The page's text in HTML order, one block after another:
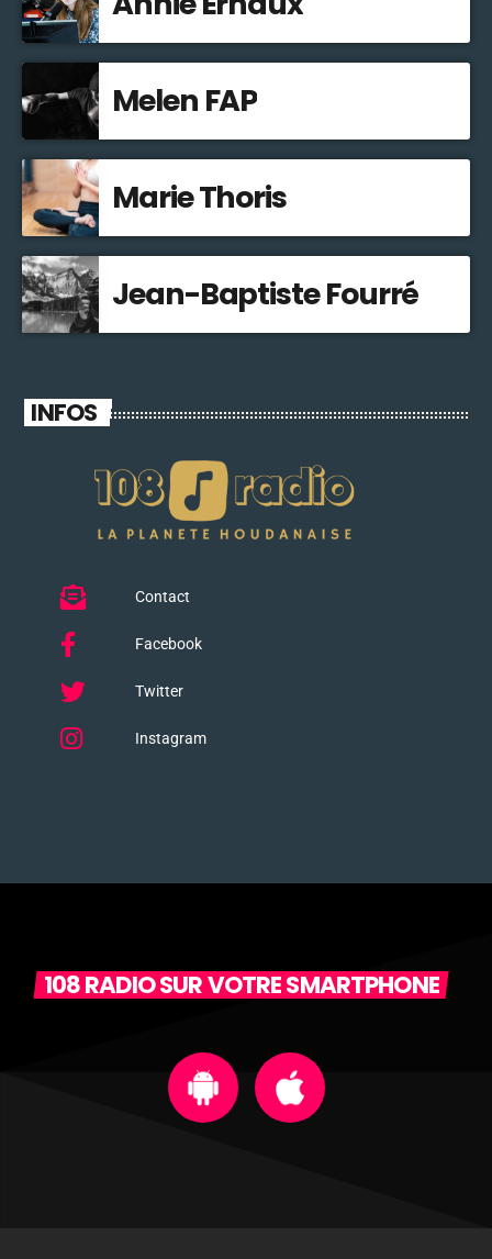
Melen FAP
Marie Thoris
Jean-Baptiste Fourré
INFOS
Contact
Facebook
Twitter
Instagram
108 RADIO SUR VOTRE SMARTPHONE